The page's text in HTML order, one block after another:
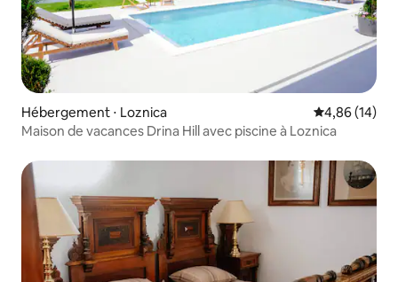
Hébergement ⋅ Loznica Évaluation
4,86 (14)
Maison de vacances Drina Hill avec piscine à Loznica